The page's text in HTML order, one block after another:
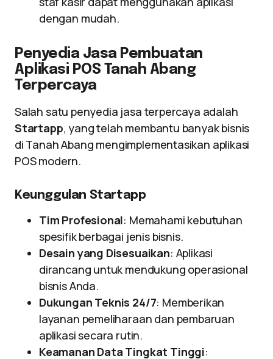
dengan mudah.
Penyedia Jasa Pembuatan
Aplikasi POS Tanah Abang
Terpercaya
Salah satu penyedia jasa terpercaya adalah
Startapp, yang telah membantu banyak bisnis
di Tanah Abang mengimplementasikan aplikasi
POS modern.
Keunggulan Startapp
Tim Profesional: Memahami kebutuhan
spesifik berbagai jenis bisnis.
Desain yang Disesuaikan: Aplikasi
dirancang untuk mendukung operasional
bisnis Anda.
Dukungan Teknis 24/7: Memberikan
layanan pemeliharaan dan pembaruan
aplikasi secara rutin.
Keamanan Data Tingkat Tinggi: